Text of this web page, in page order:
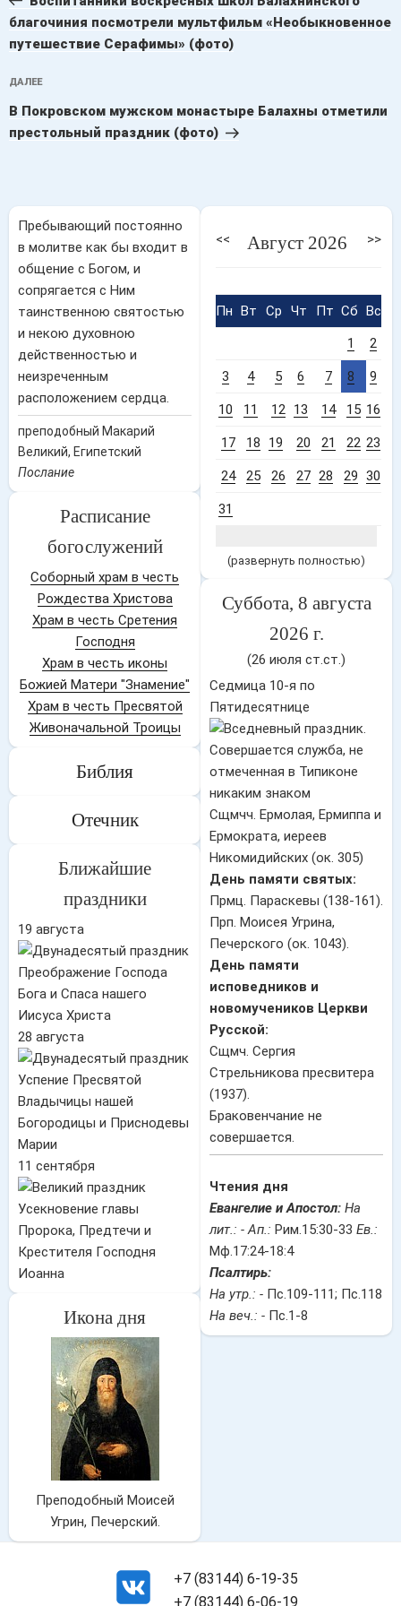
благочиния посмотрели мультфильм «Необыкновенное
путешествие Серафимы» (фото)
Следующая
запись
ДАЛЕЕ
В Покровском мужском монастыре Балахны отметили
престольный праздник (фото)
Пребывающий постоянно
в молитве как бы входит в
общение с Богом, и
сопрягается с Ним
таинственною святостью
и некою духовною
действенностью и
неизреченным
расположением сердца.
преподобный Макарий
Великий, Египетский
Послание
Расписание
богослужений
Соборный храм в честь
Рождества Христова
Храм в честь Сретения
Господня
Храм в честь иконы
Божией Матери "Знамение"
Храм в честь Пресвятой
Живоначальной Троицы
Библия
Отечник
Ближайшие
праздники
19 августа
Преображение Господа
Бога и Спаса нашего
Иисуса Христа
28 августа
Успение Пресвятой
Владычицы нашей
Богородицы и Приснодевы
Марии
11 сентября
Усекновение главы
Пророка, Предтечи и
Крестителя Господня
Иоанна
Икона дня
Преподобный Моисей
Угрин, Печерский.
<< Август 2026 >>
Пн Вт Ср Чт Пт Сб Вс
1
2
3 4 5 6 7 8 9
10 11 12 13 14 15 16
17 18 19 20 21 22 23
24 25 26 27 28 29 30
31
(развернуть полностью)
Суббота, 8 августа
2026 г.
(26 июля ст.ст.)
Седмица 10-я по
Пятидесятнице
Сщмчч. Ермолая, Ермиппа и
Ермократа, иереев
Никомидийских (ок. 305)
День памяти святых:
Прмц. Параскевы (138-161).
Прп. Моисея Угрина,
Печерского (ок. 1043).
День памяти
исповедников и
новомучеников Церкви
Русской:
Сщмч. Сергия
Стрельникова пресвитера
(1937).
Браковенчание не
совершается.
Чтения дня
Евангелие и Апостол: На
лит.: -Ап.: Рим.15:30-33 Ев.:
Мф.17:24-18:4
Псалтирь:
На утр.: - Пс.109-111; Пс.118
На веч.: - Пс.1-8
+7 (83144) 6-19-35
+7 (83144) 6-06-19